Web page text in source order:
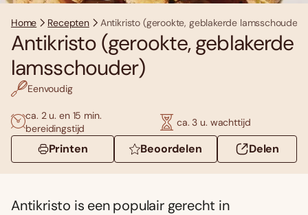
Home Recepten Antikristo (gerookte, geblakerde lamsschouder)
Antikristo (gerookte, geblakerde
lamsschouder)
Eenvoudig
ca. 2 u. en 15 min.
bereidingstijd
ca. 3 u. wachttijd
Printen Beoordelen Delen
Antikristo is een populair gerecht in